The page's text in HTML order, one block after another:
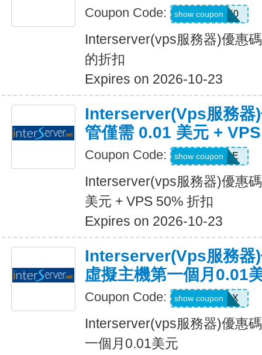
Coupon Code: VPSOFF50
show coupon
Interserver(vps服務器)優惠
的折扣
Expires on 2026-10-23
Interserver(vps服務器
管僅需 0.01 美元 +
Coupon Code: HOSTSALE
show coupon
Interserver(vps服務器)優惠
美元 + VPS 50% 折扣
Expires on 2026-10-23
Interserver(vps服務器
虛擬主機第一個月0.01
Coupon Code: VPSFEEDX
show coupon
Interserver(vps服務器)優惠
一個月0.01美元